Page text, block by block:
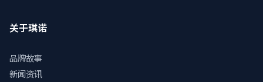
关于琪诺
品牌故事
新闻资讯